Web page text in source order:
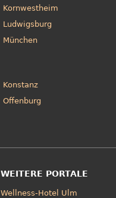
Kornwestheim
Ludwigsburg
München
Konstanz
Offenburg
WEITERE PORTALE
Wellness-Hotel Ulm